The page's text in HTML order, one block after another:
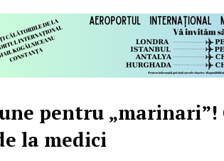
pentru
la medici